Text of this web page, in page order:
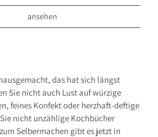
ansehen
Art. 9 Abs. 7 S. 2 derGPSR
das hat sich längst
Sie nicht auch Lust auf würzige
feines Konfekt oder herzhaft-deftige
nicht unzählige Kochbücher
Selbermachen gibt es jetzt in